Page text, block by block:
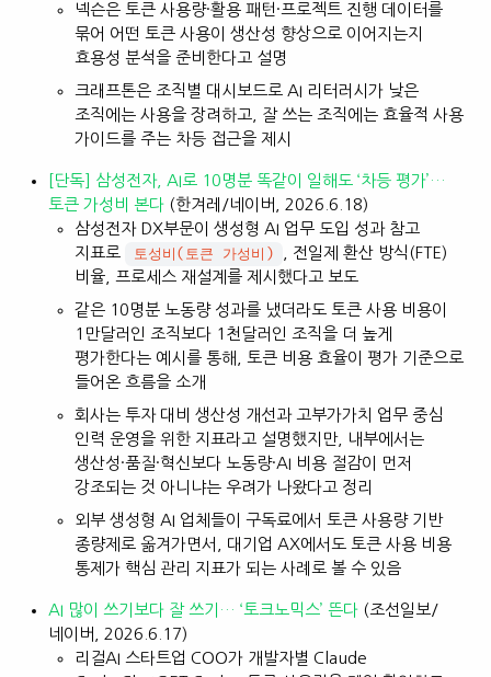
넥슨은 토큰 사용량·활용 패턴·프로젝트 진행 데이터를
묶어 어떤 토큰 사용이 생산성 향상으로 이어지는지
효용성 분석을 준비한다고 설명
크래프톤은 조직별 대시보드로 AI 리터러시가 낮은
조직에는 사용을 장려하고, 잘 쓰는 조직에는 효율적 사용
가이드를 주는 차등 접근을 제시
[단독] 삼성전자, AI로 10명분 똑같이 일해도 ‘차등 평가’…
토큰 가성비 본다 (한겨레/네이버, 2026.6.18)
삼성전자 DX부문이 생성형 AI 업무 도입 성과 참고
지표로
토성비(토큰 가성비)
, 전일제 환산 방식(FTE)
비율, 프로세스 재설계를 제시했다고 보도
같은 10명분 노동량 성과를 냈더라도 토큰 사용 비용이
1만달러인 조직보다 1천달러인 조직을 더 높게
평가한다는 예시를 통해, 토큰 비용 효율이 평가 기준으로
들어온 흐름을 소개
회사는 투자 대비 생산성 개선과 고부가가치 업무 중심
인력 운영을 위한 지표라고 설명했지만, 내부에서는
생산성·품질·혁신보다 노동량·AI 비용 절감이 먼저
강조되는 것 아니냐는 우려가 나왔다고 정리
외부 생성형 AI 업체들이 구독료에서 토큰 사용량 기반
종량제로 옮겨가면서, 대기업 AX에서도 토큰 사용 비용
통제가 핵심 관리 지표가 되는 사례로 볼 수 있음
AI 많이 쓰기보다 잘 쓰기… ‘토크노믹스’ 뜬다 (조선일보/
네이버, 2026.6.17)
리걸AI 스타트업 COO가 개발자별 Claude